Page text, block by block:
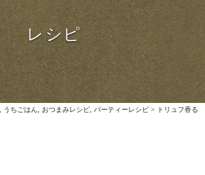
レシピ
うちごはん おつまみレシピ パーティーレシピ >
トリュフ香る